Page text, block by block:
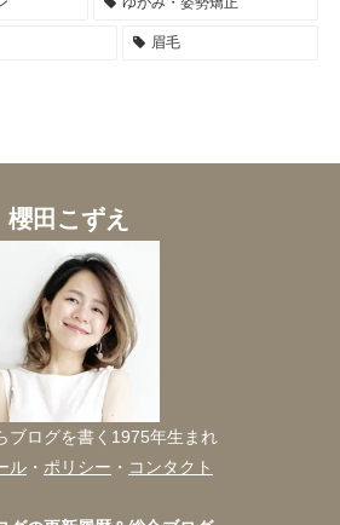
眉毛
櫻田こずえ
ブログを書く1975年生まれ
ル ・ ポリシー ・ コンタクト